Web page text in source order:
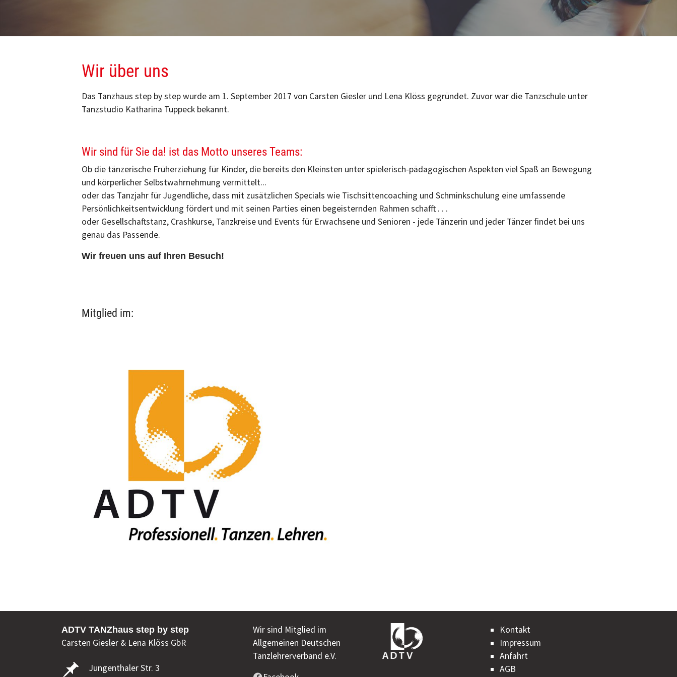
Wir über uns
Das Tanzhaus step by step wurde am 1. September 2017 von Carsten Giesler und Lena Klöss gegründet. Zuvor war die Tanzschule unter
Tanzstudio Katharina Tuppeck bekannt.
Wir sind für Sie da! ist das Motto unseres Teams:
Ob die tänzerische Früherziehung für Kinder, die bereits den Kleinsten unter spielerisch-pädagogischen Aspekten viel Spaß an Bewegung
und körperlicher Selbstwahrnehmung vermittelt...
oder das Tanzjahr für Jugendliche, dass mit zusätzlichen Specials wie Tischsittencoaching und Schminkschulung eine umfassende
Persönlichkeitsentwicklung fördert und mit seinen Parties einen begeisternden Rahmen schafft . . .
oder Gesellschaftstanz, Crashkurse, Tanzkreise und Events für Erwachsene und Senioren - jede Tänzerin und jeder Tänzer findet bei uns
genau das Passende.
Wir freuen uns auf Ihren Besuch!
Mitglied im:
ADTV TANZhaus step by step
Carsten Giesler & Lena Klöss GbR
Jungenthaler Str. 3
Wir sind Mitglied im
Allgemeinen Deutschen
Tanzlehrerverband e.V.
Kontakt
Impressum
Anfahrt
AGB